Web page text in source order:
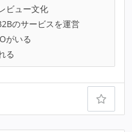
ビュー文化
のサービスを運営
がいる
る